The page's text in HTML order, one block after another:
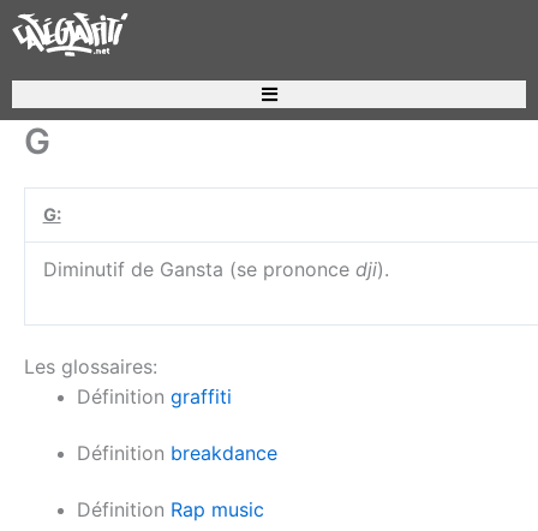
Aller
au
G
G:
Diminutif de Gansta (se prononcedji).
Les glossaires:
Définition graffiti
Définition breakdance
Définition Rap music